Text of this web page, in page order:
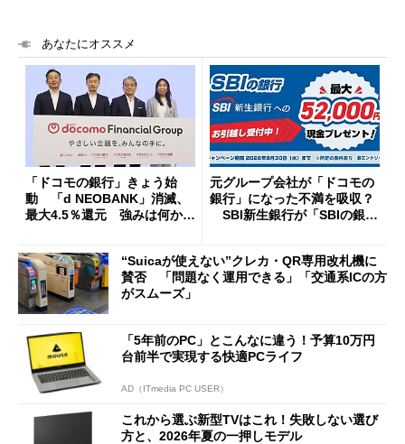
あなたにオススメ
「ドコモの銀行」きょう始
動 「d NEOBANK」消滅、
最大4.5％還元 強みは何か解
元グループ会社が「ドコモの
銀行」になった不満を吸収？
SBI新生銀行が「SBIの銀
開催
“Suicaが使えない”クレカ・QR専用改札機に
賛否 「問題なく運用できる」「交通系ICの方
がスムーズ」
「5年前のPC」とこんなに違う！予算10万円
台前半で実現する快適PCライフ
AD（ITmedia PC USER）
これから選ぶ新型TVはこれ！失敗しない選び
方と、2026年夏の一押しモデル